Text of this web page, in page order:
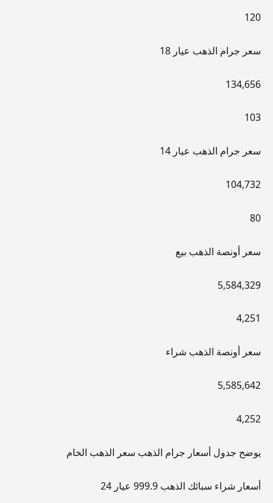
120
سعر جرام الذهب عيار 18
134,656
103
سعر جرام الذهب عيار 14
104,732
80
سعر أونصة الذهب بيع
5,584,329
4,251
سعر أونصة الذهب شراء
5,585,642
4,252
يوضح جدول أسعار جرام الذهب سعر الذهب الخام
أسعار شراء سبائك الذهب 999.9 عيار 24